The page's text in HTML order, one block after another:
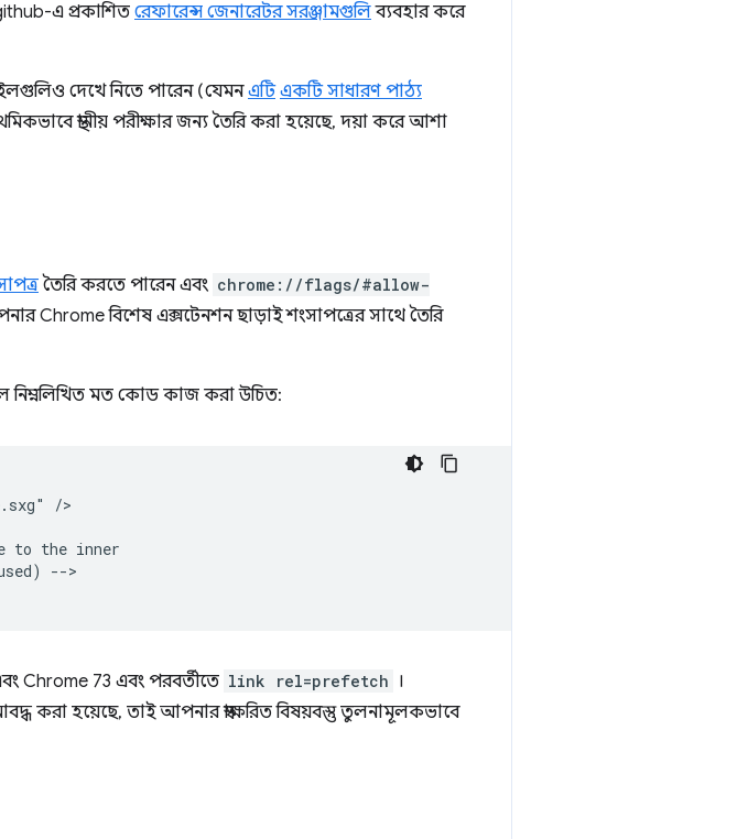
এ প্রকাশিতরেফারেন্স জেনারেটর সরঞ্জামগুলিব্যবহার করে
দেখে নিতে পারেন (যেমনএটি একটি সাধারণ পাঠ্য
স্থানীয় পরীক্ষার জন্য তৈরি করা হয়েছে, দয়া করে আশা
তৈরি করতে পারেন এবং chrome://flags/#allow-
Chrome বিশেষ এক্সটেনশন ছাড়াই শংসাপত্রের সাথে তৈরি
নিম্নলিখিত মত কোড কাজ করা উচিত:
/>
to the inner
-->
Chrome 73 এবং পরবর্তীতে link rel=prefetch ।
করা হয়েছে, তাই আপনার স্বাক্ষরিত বিষয়বস্তু তুলনামূলকভাবে